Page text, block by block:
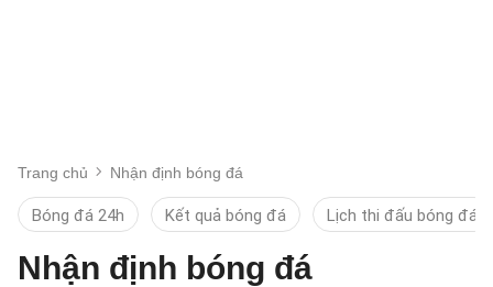
Trang chủ Nhận định bóng đá
Bóng đá 24h Kết quả bóng đá Lịch thi đấu bóng đá
Nhận định bóng đá